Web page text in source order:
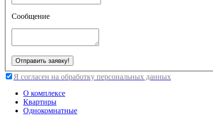
Сообщение
Я согласен на обработку персональных данных
О комплексе
Квартиры
Однокомнатные